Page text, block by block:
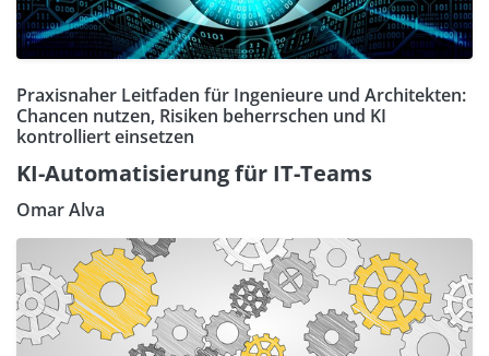
Praxisnaher Leitfaden für Ingenieure und Architekten:
Chancen nutzen, Risiken beherrschen und KI
kontrolliert einsetzen
KI-Automatisierung für IT-Teams
Omar Alva